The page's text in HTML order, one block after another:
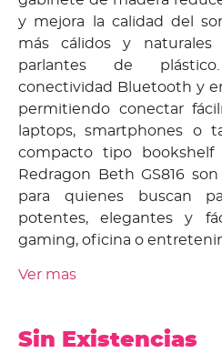
y mejora la calidad del
más cálidos y naturales
parlantes de
conectividad Bluetooth y
permitiendo conectar
laptops, smartphones o
compacto tipo bookshelf
Redragon Beth GS816
para quienes buscan
potentes, elegantes y
gaming, oficina o
Ver mas
Sin Existencias